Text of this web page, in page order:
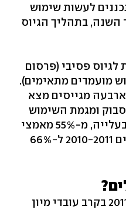
לעשות שימוש
השנה, בתהליך הגיוס
פסיבי (פרסום
מועמדים מתאימים).
מגייסים מצא
ומגמת השימוש
בפייסבוק ככלי גיוס נמצאת בעלייה, מ-55% מאמצי
גיוס באמצעות פייסבוק בשנים 2010-2011 ל-66%
מחקר שנערך בבלגיה בשנת 2011 בקרב עובדי מיון